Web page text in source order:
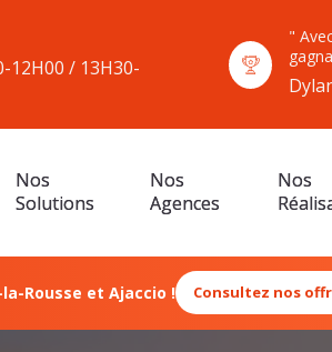
12H00 / 13H30-
"
Nos
Solutions
Nos
Agences
Nos
Rousse et Ajaccio ! Consultez nos